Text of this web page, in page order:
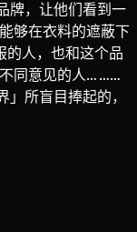
牌，让他们看到一
够在衣料的遮蔽下
人，也和这个品
同意见的人… ……
所盲目捧起的，